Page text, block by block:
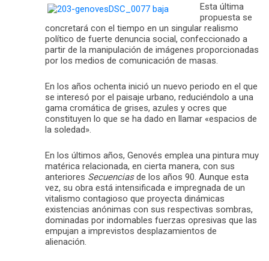
Esta última
propuesta se
concretará con el tiempo en un singular realismo
político de fuerte denuncia social, confeccionado a
partir de la manipulación de imágenes proporcionadas
por los medios de comunicación de masas.
En los años ochenta inició un nuevo periodo en el que
se interesó por el paisaje urbano, reduciéndolo a una
gama cromática de grises, azules y ocres que
constituyen lo que se ha dado en llamar «espacios de
la soledad».
En los últimos años, Genovés emplea una pintura muy
matérica relacionada, en cierta manera, con sus
anteriores Secuenciasde los años 90. Aunque esta
vez, su obra está intensificada e impregnada de un
vitalismo contagioso que proyecta dinámicas
existencias anónimas con sus respectivas sombras,
dominadas por indomables fuerzas opresivas que las
empujan a imprevistos desplazamientos de
alienación.